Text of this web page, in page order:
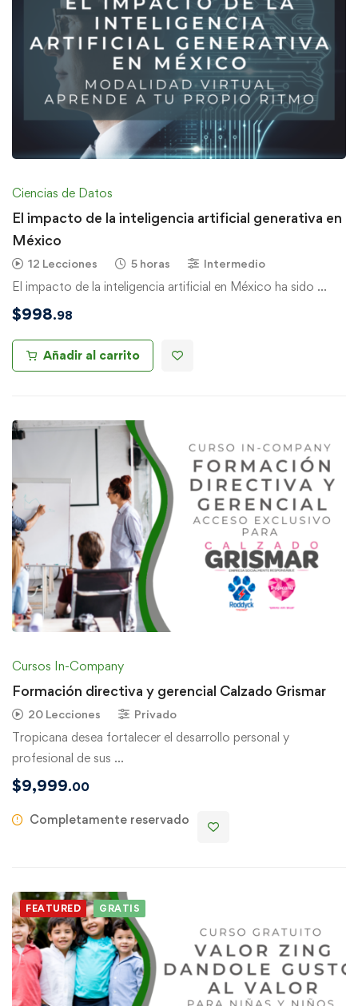
Ciencias de Datos
El impacto de la inteligencia artificial generativa en
México
12 Lecciones 5 horas Intermedio
El impacto de la inteligencia artificial en México ha sido …
$998.98
Añadir al carrito
Cursos In-Company
Formación directiva y gerencial Calzado Grismar
20 Lecciones Privado
Tropicana desea fortalecer el desarrollo personal y
profesional de sus …
$9,999.00
Completamente reservado
FEATURED GRATIS